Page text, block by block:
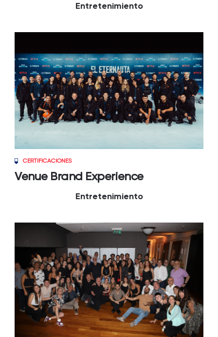
Entretenimiento
CERTIFICACIONES
Venue Brand Experience
Entretenimiento